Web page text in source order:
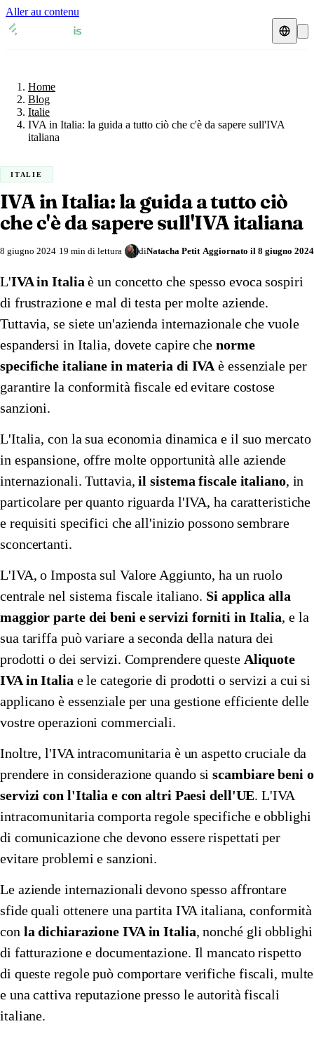
Aller au contenu
🇦🇹
🇧🇪 Belgio
🇫🇷
🇩🇪 Germania
🇮🇪 Irlanda
🇮🇹 Italia
🇱🇺 Lussemburgo
🇳🇱 Paesi Bassi
🇨🇿 Repubblica Ceca
🇪🇸 Spagna
🇸🇪 Svezia
🇨🇭 Svizzera
Rappresentante fiscale Amazon con Eurofiscalis
Schede IVA
🇦🇹Austria
🇩🇰
🇫🇷 Francia
🇮🇪 Irlanda
🇮🇹 Italia
🇳🇴 Norvegia
🇳🇱
🇬🇧 Regno Unito
🇨🇿 Repubblica Ceca
🇪🇸 Spagna
🇸🇪 Svezia
🇨🇭 Svizzera
Risorse & Blog
Calcolatore IVA
Home
Blog
Italie
IVA in Italia: la guida a tutto ciò che c'è da sapere sull'IVA
italiana
ITALIE
IVA in Italia: la guida a tutto ciò
che c'è da sapere sull'IVA italiana
8 giugno 2024 19 min di lettura diNatacha Petit Aggiornato il 8 giugno 2024
L'IVA in Italia è un concetto che spesso evoca sospiri
di frustrazione e mal di testa per molte aziende.
Tuttavia, se siete un'azienda internazionale che vuole
espandersi in Italia, dovete capire che norme
specifiche italiane in materia di IVA è essenziale per
garantire la conformità fiscale ed evitare costose
sanzioni.
L'Italia, con la sua economia dinamica e il suo mercato
in espansione, offre molte opportunità alle aziende
internazionali. Tuttavia,il sistema fiscale italiano, in
particolare per quanto riguarda l'IVA, ha caratteristiche
e requisiti specifici che all'inizio possono sembrare
sconcertanti.
L'IVA, o Imposta sul Valore Aggiunto, ha un ruolo
centrale nel sistema fiscale italiano. Si applica alla
maggior parte dei beni e servizi forniti in Italia, e la
sua tariffa può variare a seconda della natura dei
prodotti o dei servizi. Comprendere queste Aliquote
IVA in Italia e le categorie di prodotti o servizi a cui si
applicano è essenziale per una gestione efficiente delle
vostre operazioni commerciali.
Inoltre, l'IVA intracomunitaria è un aspetto cruciale da
prendere in considerazione quando siscambiare beni o
servizi con l'Italia e con altri Paesi dell'UE. L'IVA
intracomunitaria comporta regole specifiche e obblighi
di comunicazione che devono essere rispettati per
evitare problemi e sanzioni.
Le aziende internazionali devono spesso affrontare
sfide quali ottenere una partita IVA italiana, conformità
con la dichiarazione IVA in Italia, nonché gli obblighi
di fatturazione e documentazione. Il mancato rispetto
di queste regole può comportare verifiche fiscali, multe
e una cattiva reputazione presso le autorità fiscali
italiane.